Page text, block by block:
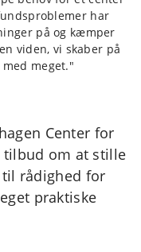
har
på og kæmper
viden, vi skaber på
meget."
Center for
tilbud om at stille
rådighed for
praktiske